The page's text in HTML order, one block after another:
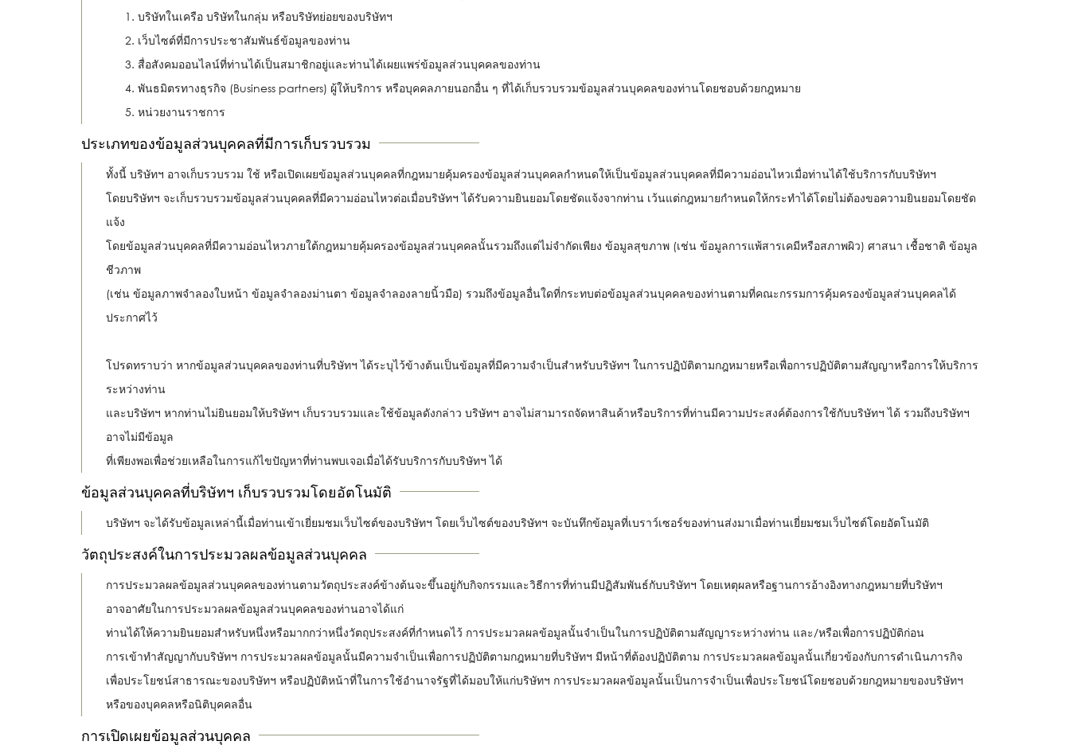
บริษัทในเครือ บริษัทในกลุ่ม หรือบริษัทย่อยของบริษัทฯ
เว็บไซต์ที่มีการประชาสัมพันธ์ข้อมูลของท่าน
สื่อสังคมออนไลน์ที่ท่านได้เป็นสมาชิกอยู่และท่านได้เผยแพร่ข้อมูลส่วนบุคคลของท่าน
พันธมิตรทางธุรกิจ (Business partners) ผู้ให้บริการ หรือบุคคลภายนอกอื่น ๆ ที่ได้เก็บรวบรวมข้อมูลส่วนบุคคลของท่านโดยชอบด้วยกฎหมาย
หน่วยงานราชการ
ประเภทของข้อมูลส่วนบุคคลที่มีการเก็บรวบรวม
ทั้งนี้ บริษัทฯ อาจเก็บรวบรวม ใช้ หรือเปิดเผยข้อมูลส่วนบุคคลที่กฎหมายคุ้มครองข้อมูลส่วนบุคคลกำหนดให้เป็นข้อมูลส่วนบุคคลที่มีความอ่อนไหวเมื่อท่านได้ใช้บริการกับบริษัทฯ
โดยบริษัทฯ จะเก็บรวบรวมข้อมูลส่วนบุคคลที่มีความอ่อนไหวต่อเมื่อบริษัทฯ ได้รับความยินยอมโดยชัดแจ้งจากท่าน เว้นแต่กฎหมายกำหนดให้กระทำได้โดยไม่ต้องขอความยินยอมโดยชัด
แจ้ง
โดยข้อมูลส่วนบุคคลที่มีความอ่อนไหวภายใต้กฎหมายคุ้มครองข้อมูลส่วนบุคคลนั้นรวมถึงแต่ไม่จำกัดเพียง ข้อมูลสุขภาพ (เช่น ข้อมูลการแพ้สารเคมีหรือสภาพผิว) ศาสนา เชื้อชาติ ข้อมูล
ชีวภาพ
(เช่น ข้อมูลภาพจำลองใบหน้า ข้อมูลจำลองม่านตา ข้อมูลจำลองลายนิ้วมือ) รวมถึงข้อมูลอื่นใดที่กระทบต่อข้อมูลส่วนบุคคลของท่านตามที่คณะกรรมการคุ้มครองข้อมูลส่วนบุคคลได้
ประกาศไว้
โปรดทราบว่า หากข้อมูลส่วนบุคคลของท่านที่บริษัทฯ ได้ระบุไว้ข้างต้นเป็นข้อมูลที่มีความจำเป็นสำหรับบริษัทฯ ในการปฏิบัติตามกฎหมายหรือเพื่อการปฏิบัติตามสัญญาหรือการให้บริการ
ระหว่างท่าน
และบริษัทฯ หากท่านไม่ยินยอมให้บริษัทฯ เก็บรวบรวมและใช้ข้อมูลดังกล่าว บริษัทฯ อาจไม่สามารถจัดหาสินค้าหรือบริการที่ท่านมีความประสงค์ต้องการใช้กับบริษัทฯ ได้ รวมถึงบริษัทฯ
อาจไม่มีข้อมูล
ที่เพียงพอเพื่อช่วยเหลือในการแก้ไขปัญหาที่ท่านพบเจอเมื่อได้รับบริการกับบริษัทฯ ได้
ข้อมูลส่วนบุคคลที่บริษัทฯ เก็บรวบรวมโดยอัตโนมัติ
บริษัทฯ จะได้รับข้อมูลเหล่านี้เมื่อท่านเข้าเยี่ยมชมเว็บไซต์ของบริษัทฯ โดยเว็บไซต์ของบริษัทฯ จะบันทึกข้อมูลที่เบราว์เซอร์ของท่านส่งมาเมื่อท่านเยี่ยมชมเว็บไซต์โดยอัตโนมัติ
วัตถุประสงค์ในการประมวลผลข้อมูลส่วนบุคคล
การประมวลผลข้อมูลส่วนบุคคลของท่านตามวัตถุประสงค์ข้างต้นจะขึ้นอยู่กับกิจกรรมและวิธีการที่ท่านมีปฏิสัมพันธ์กับบริษัทฯ โดยเหตุผลหรือฐานการอ้างอิงทางกฎหมายที่บริษัทฯ
อาจอาศัยในการประมวลผลข้อมูลส่วนบุคคลของท่านอาจได้แก่
ท่านได้ให้ความยินยอมสำหรับหนึ่งหรือมากกว่าหนึ่งวัตถุประสงค์ที่กำหนดไว้ การประมวลผลข้อมูลนั้นจำเป็นในการปฏิบัติตามสัญญาระหว่างท่าน และ/หรือเพื่อการปฏิบัติก่อน
การเข้าทำสัญญากับบริษัทฯ การประมวลผลข้อมูลนั้นมีความจำเป็นเพื่อการปฏิบัติตามกฎหมายที่บริษัทฯ มีหน้าที่ต้องปฏิบัติตาม การประมวลผลข้อมูลนั้นเกี่ยวข้องกับการดำเนินภารกิจ
เพื่อประโยชน์สาธารณะของบริษัทฯ หรือปฏิบัติหน้าที่ในการใช้อำนาจรัฐที่ได้มอบให้แก่บริษัทฯ การประมวลผลข้อมูลนั้นเป็นการจำเป็นเพื่อประโยชน์โดยชอบด้วยกฎหมายของบริษัทฯ
หรือของบุคคลหรือนิติบุคคลอื่น
การเปิดเผยข้อมูลส่วนบุคคล